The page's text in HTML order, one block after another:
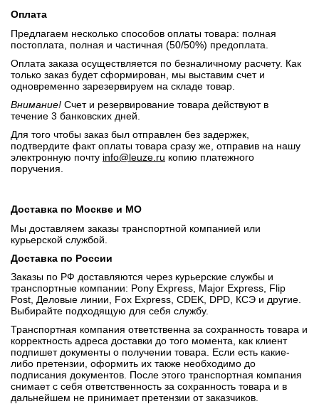
Оплата
Предлагаем несколько способов оплаты товара: полная
постоплата, полная и частичная (50/50%) предоплата.
Оплата заказа осуществляется по безналичному расчету. Как
только заказ будет сформирован, мы выставим счет и
одновременно зарезервируем на складе товар.
Внимание! Счет и резервирование товара действуют в
течение 3 банковских дней.
Для того чтобы заказ был отправлен без задержек,
подтвердите факт оплаты товара сразу же, отправив на нашу
электронную почту info@leuze.ru копию платежного
поручения.
Доставка по Москве и МО
Мы доставляем заказы транспортной компанией или
курьерской службой.
Доставка по России
Заказы по РФ доставляются через курьерские службы и
транспортные компании: Pony Express, Major Express, Flip
Post, Деловые линии, Fox Express, CDEK, DPD, КСЭ и другие.
Выбирайте подходящую для себя службу.
Транспортная компания ответственна за сохранность товара и
корректность адреса доставки до того момента, как клиент
подпишет документы о получении товара. Если есть какие-
либо претензии, оформить их также необходимо до
подписания документов. После этого транспортная компания
снимает с себя ответственность за сохранность товара и в
дальнейшем не принимает претензии от заказчиков.